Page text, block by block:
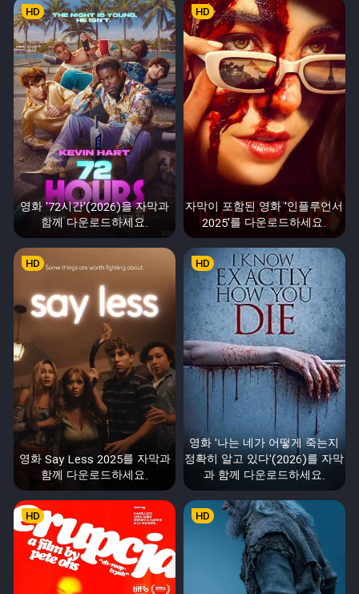
영화 '72시간'(2026)을 자막과
함께 다운로드하세요.
HD
자막이 포함된 영화 '인플루언서
2025'를 다운로드하세요.
HD
영화 Say Less 2025를 자막과
함께 다운로드하세요.
HD
영화 '나는 네가 어떻게 죽는지
정확히 알고 있다'(2026)를 자막
과 함께 다운로드하세요.
HD
HD HD